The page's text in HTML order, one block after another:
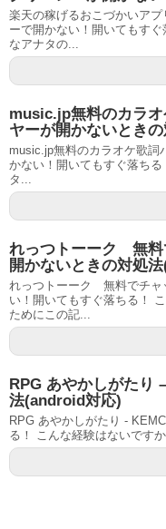
楽天の稼げるおこづかいア
ーで開かない！開いてもす
なアナタの...
music.jp無料のカラ
ヤーが開かないとき
music.jp無料のカラオケ歌詞
かない！開いてもすぐ落ち
タ...
れっつトーーク 無料
開かないときの対処
れっつトーーク 無料でチャ
い！開いてもすぐ落ちる！
ためにこの記...
RPG あやかしがたり
法(android対応)
RPG あやかしがたり -
る！ こんな経験はないです